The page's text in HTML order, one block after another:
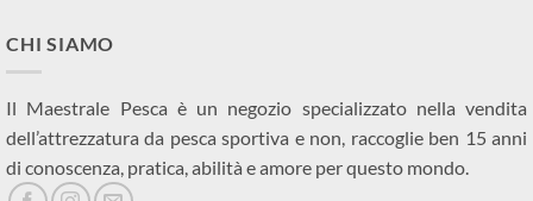
CHI SIAMO
Il Maestrale Pesca è un negozio specializzato nella vendita
dell’attrezzatura da pesca sportiva e non, raccoglie ben 15 anni
di conoscenza, pratica, abilità e amore per questo mondo.